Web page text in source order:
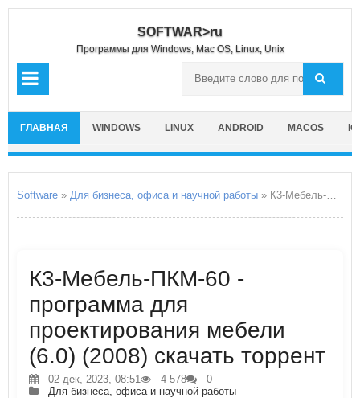
SOFTWAR>ru
Программы для Windows, Mac OS, Linux, Unix
ГЛАВНАЯ WINDOWS LINUX ANDROID MACOS
Software » Для бизнеса, офиса и научной работы » К3-Мебель-ПКМ-60 - программа для проектирования мебели
К3-Мебель-ПКМ-60 -
программа для
проектирования мебели
(6.0) (2008) скачать торрент
02-дек, 2023, 08:51 4 578
0
Для бизнеса, офиса и научной работы